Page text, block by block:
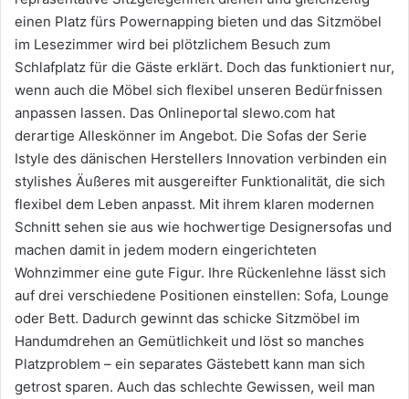
einen Platz fürs Powernapping bieten und das Sitzmöbel
im Lesezimmer wird bei plötzlichem Besuch zum
Schlafplatz für die Gäste erklärt. Doch das funktioniert nur,
wenn auch die Möbel sich flexibel unseren Bedürfnissen
anpassen lassen. Das Onlineportal slewo.com hat
derartige Alleskönner im Angebot. Die Sofas der Serie
Istyle des dänischen Herstellers Innovation verbinden ein
stylishes Äußeres mit ausgereifter Funktionalität, die sich
flexibel dem Leben anpasst. Mit ihrem klaren modernen
Schnitt sehen sie aus wie hochwertige Designersofas und
machen damit in jedem modern eingerichteten
Wohnzimmer eine gute Figur. Ihre Rückenlehne lässt sich
auf drei verschiedene Positionen einstellen: Sofa, Lounge
oder Bett. Dadurch gewinnt das schicke Sitzmöbel im
Handumdrehen an Gemütlichkeit und löst so manches
Platzproblem – ein separates Gästebett kann man sich
getrost sparen. Auch das schlechte Gewissen, weil man